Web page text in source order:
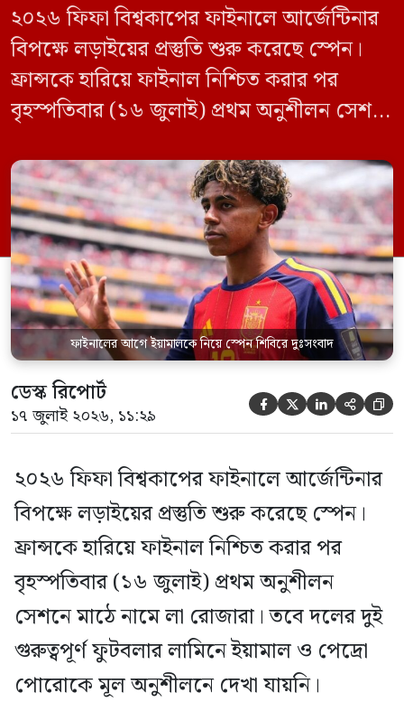
২০২৬ ফিফা বিশ্বকাপের ফাইনালে আর্জেন্টিনার
বিপক্ষে লড়াইয়ের প্রস্তুতি শুরু করেছে স্পেন।
ফ্রান্সকে হারিয়ে ফাইনাল নিশ্চিত করার পর
বৃহস্পতিবার (১৬ জুলাই) প্রথম অনুশীলন সেশনে
গুরুত্বপূর্ণ ফুটবলার লামিনে ইয়ামাল ও পেদ্রো
পোরোকে মূল অনুশীলনে দেখা যায়নি। স্প্যানিশ
কোচিং স্টাফ জানিয়েছে, টানা ম্যাচ খেলার ফলে
পেশিতে অতিরিক্ত চাপ অনুভব করায়
সতর্কতামূলক […]
ফাইনালের আগে ইয়ামালকে নিয়ে স্পেন শিবিরে দুঃসংবাদ
ডেস্ক রিপোর্ট
১৭ জুলাই ২০২৬, ১১:২৯     
২০২৬ ফিফা বিশ্বকাপের ফাইনালে আর্জেন্টিনার
বিপক্ষে লড়াইয়ের প্রস্তুতি শুরু করেছে স্পেন।
ফ্রান্সকে হারিয়ে ফাইনাল নিশ্চিত করার পর
বৃহস্পতিবার (১৬ জুলাই) প্রথম অনুশীলন
সেশনে মাঠে নামে লা রোজারা। তবে দলের দুই
গুরুত্বপূর্ণ ফুটবলার লামিনে ইয়ামাল ও পেদ্রো
পোরোকে মূল অনুশীলনে দেখা যায়নি।